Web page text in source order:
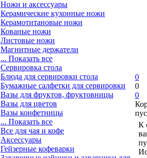
Ножи и аксессуары
Керамические кухонные ножи
Керамотитановые ножи
Кованые ножи
Листовые ножи
Магнитные держатели
... Показать все
Сервировка стола
Блюда для сервировки стола
Бумажные салфетки для сервировки
Вазы для фруктов, фруктовницы
Вазы для цветов
Вазы конфетницы
... Показать все
Все для чая и кофе
Аксессуары
Гейзерные кофеварки
0
0
0
К